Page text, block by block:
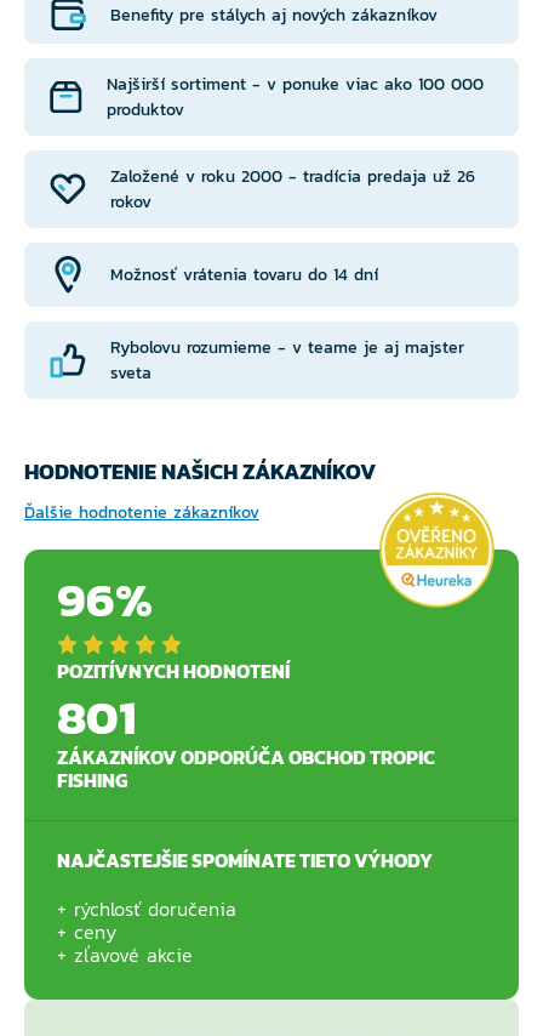
Založené v roku 2000 - tradícia predaja už 26
rokov
Benefity pre stálych aj nových zákazníkov
Možnosť vrátenia tovaru do 14 dní
Najširší sortiment - v ponuke viac ako 100 000
produktov
Rybolovu rozumieme - v teame je aj majster
sveta
HODNOTENIE NAŠICH ZÁKAZNÍKOV
Ďalšie hodnotenie zákazníkov
96%
POZITÍVNYCH HODNOTENÍ
801
ZÁKAZNÍKOV ODPORÚČA OBCHOD TROPIC
FISHING
NAJČASTEJŠIE SPOMÍNATE TIETO VÝHODY
rýchlosť doručenia
ceny
zľavové akcie